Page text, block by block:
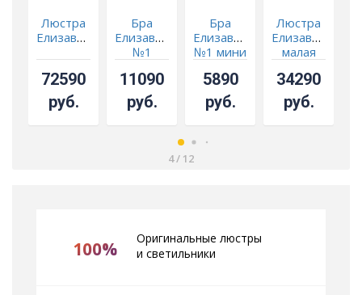
Люстра
Елизавета
72590
руб.
Бра
Елизавета
№1
11090
руб.
Бра
Елизавета
№1 мини
5890
руб.
Люстра
Елизавета
малая
34290
руб.
4/ 12
100%
Оригинальные люстры
и светильники